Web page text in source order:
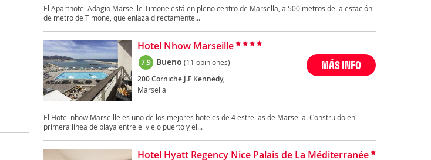
El Aparthotel Adagio Marseille Timone está en pleno centro de Marsella, a 500 metros de la estación
de metro de Timone, que enlaza directamente...
Hotel Nhow Marseille
7.9 Bueno (11 opiniones)
200 Corniche J.F Kennedy,
Marsella
MÁS INFO
El Hotel nhow Marseille es uno de los mejores hoteles de 4 estrellas de Marsella. Construido en
primera línea de playa entre el viejo puerto y el...
Hotel Hyatt Regency Nice Palais de La Méditerranée